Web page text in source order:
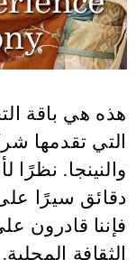
هذه هي باقة
التي تقدمها
والنينجا. نظرًا
دقائق سيرًا
فإننا قادرون
الثقافة